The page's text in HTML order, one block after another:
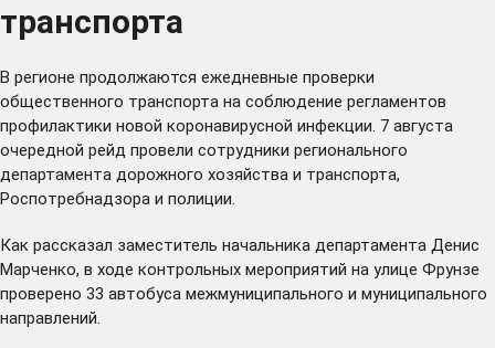
транспорта
В регионе продолжаются ежедневные проверки
общественного транспорта на соблюдение регламентов
профилактики новой коронавирусной инфекции. 7 августа
очередной рейд провели сотрудники регионального
департамента дорожного хозяйства и транспорта,
Роспотребнадзора и полиции.
Как рассказал заместитель начальника департамента Денис
Марченко, в ходе контрольных мероприятий на улице Фрунзе
проверено 33 автобуса межмуниципального и муниципального
направлений.